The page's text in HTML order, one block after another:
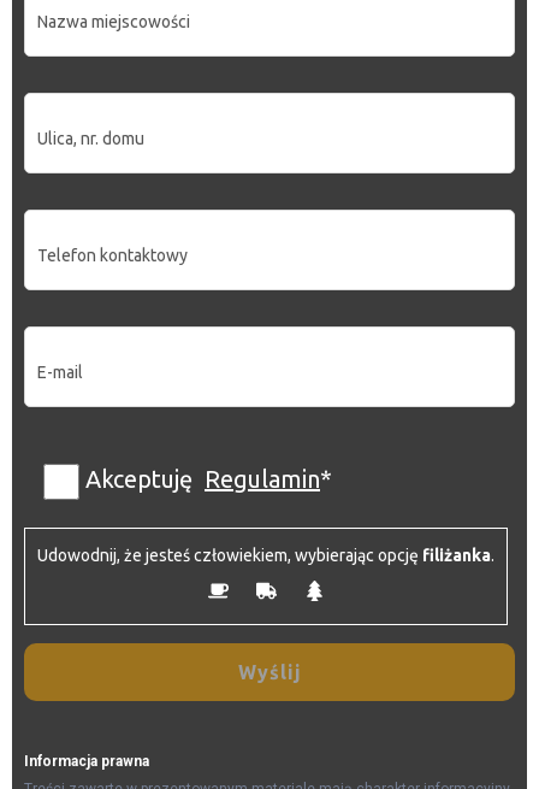
a
Akceptuję Regulamin*
Udowodnij, że jesteś człowiekiem, wybierając opcję filiżanka.
Informacja prawna